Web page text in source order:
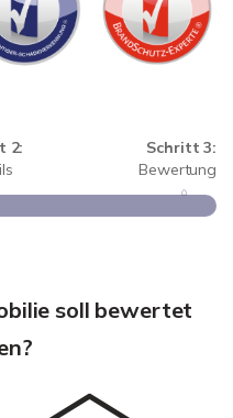
2:
Schritt 3:
Bewertung
soll bewertet